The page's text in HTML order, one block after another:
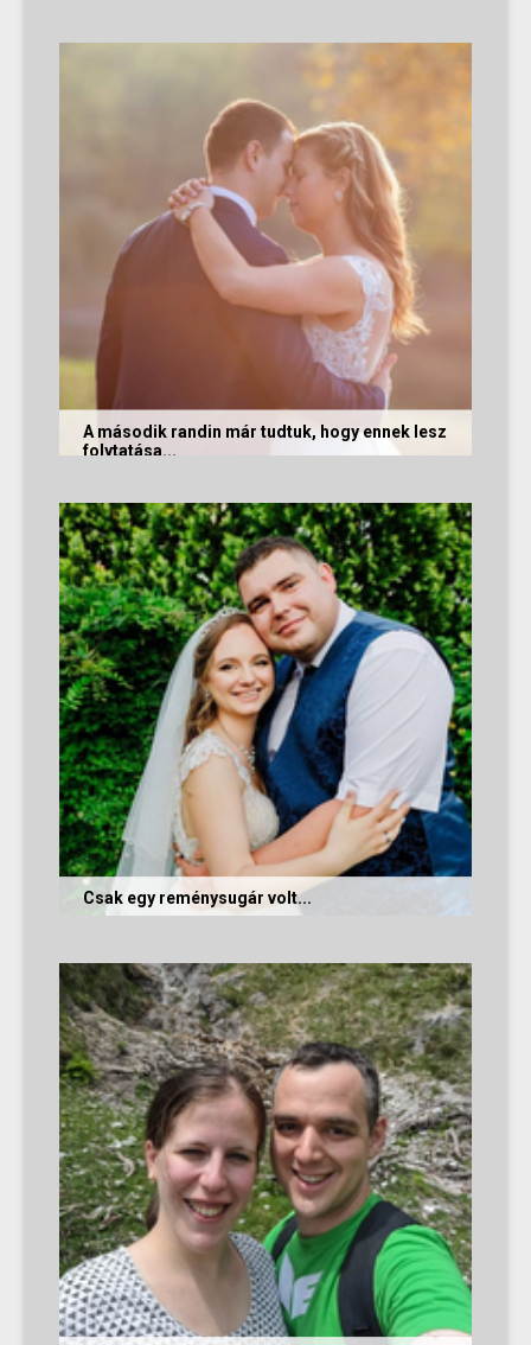
ismerkedtek meg egymással a Randivonalon
A második randin már tudtuk, hogy ennek lesz
folytatása...
nekünk, akik a Randivonal oldalán találták meg
egymást. Sok boldogságot...
Csak egy reménysugár volt...
Sok boldogságot kívánunk...